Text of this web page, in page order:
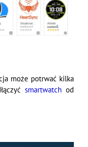
może potrwać kilka
smartwatchod